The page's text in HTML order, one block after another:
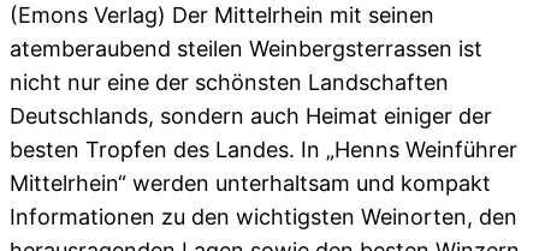
(Emons Verlag) Der Mittelrhein mit seinen
atemberaubend steilen Weinbergsterrassen ist
nicht nur eine der schönsten Landschaften
Deutschlands, sondern auch Heimat einiger der
besten Tropfen des Landes. In „Henns Weinführer
Mittelrhein“ werden unterhaltsam und kompakt
Informationen zu den wichtigsten Weinorten, den